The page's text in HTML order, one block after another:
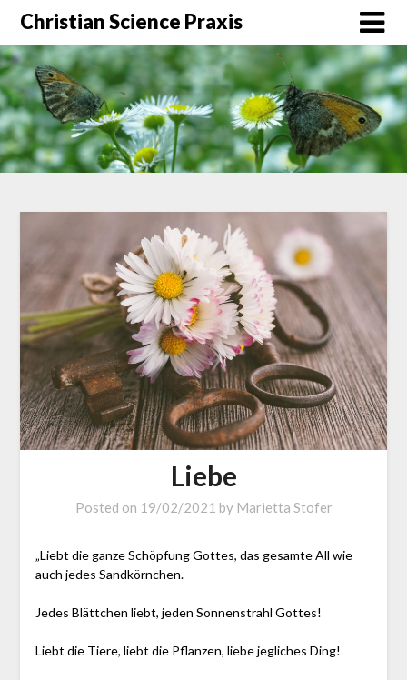
Christian Science Praxis
Liebe
Posted on 19/02/2021 by Marietta Stofer
„Liebt die ganze Schöpfung Gottes, das gesamte All wie
auch jedes Sandkörnchen.
Jedes Blättchen liebt, jeden Sonnenstrahl Gottes!
Liebt die Tiere, liebt die Pflanzen, liebe jegliches Ding!